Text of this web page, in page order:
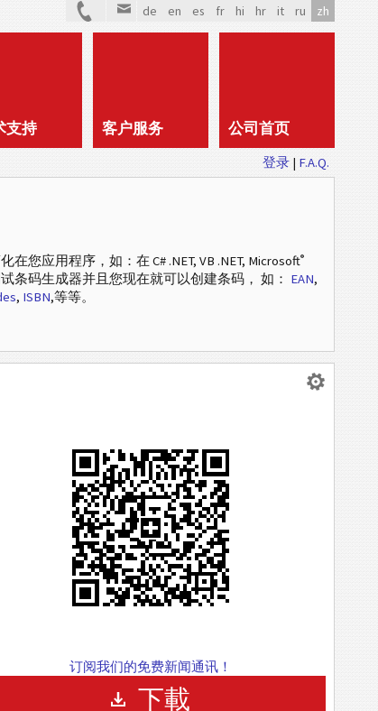
de en es fr hi hr it ru zh
支持 客户服务 公司首页
登录 | F.A.Q.
在您应用程序，如：在 C# .NET, VB .NET, Microsoft®
条码生成器并且您现在就可以创建条码， 如： EAN,
, ISBN,等等。
订阅我们的免费新闻通讯！
下載